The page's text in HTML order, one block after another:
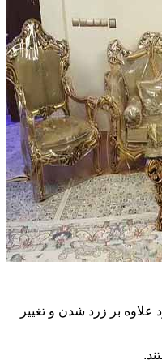
بر زرد شدن و تغییر